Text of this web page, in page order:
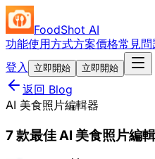
FoodShot AI
功能使用方式方案價格常見問
登入
立即開始 立即開始
返回 Blog
AI 美食照片編輯器
7 款最佳 AI 美食照片編